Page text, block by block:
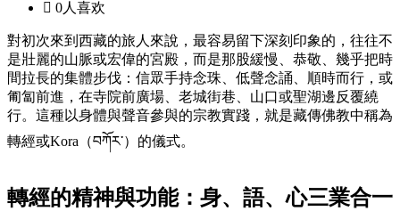
 0人喜欢
對初次來到西藏的旅人來說，最容易留下深刻印象的，往往不
是壯麗的山脈或宏偉的宮殿，而是那股緩慢、恭敬、幾乎把時
間拉長的集體步伐：信眾手持念珠、低聲念誦、順時而行，或
匍匐前進，在寺院前廣場、老城街巷、山口或聖湖邊反覆繞
行。這種以身體與聲音參與的宗教實踐，就是藏傳佛教中稱為
轉經或Kora（བཀོར་）的儀式。
轉經的精神與功能：身、語、心三業合一